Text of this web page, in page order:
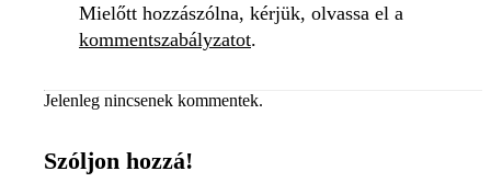
Mielőtt hozzászólna, kérjük, olvassa el a
kommentszabályzatot.
Jelenleg nincsenek kommentek.
Szóljon hozzá!